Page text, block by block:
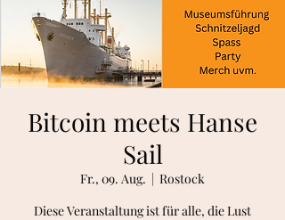
Bitcoin meets Hanse
Sail
Fr., 09. Aug.
  |
Rostock
Diese Veranstaltung ist für alle, die Lust